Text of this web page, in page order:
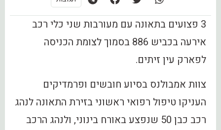
3 פצועים בתאונה עם מעורבות שני כלי רכב
אירעה בכביש 886 בסמוך לצומת הכניסה
לפארק עין זיתים.
צוות אמבולנס בסיוע חובשים ופרמדיקים
העניקו טיפול רפואי ראשוני בזירת התאונה לנהג
רכב כבן 50 שנפצע באורח בינוני, ולנהג הרכב